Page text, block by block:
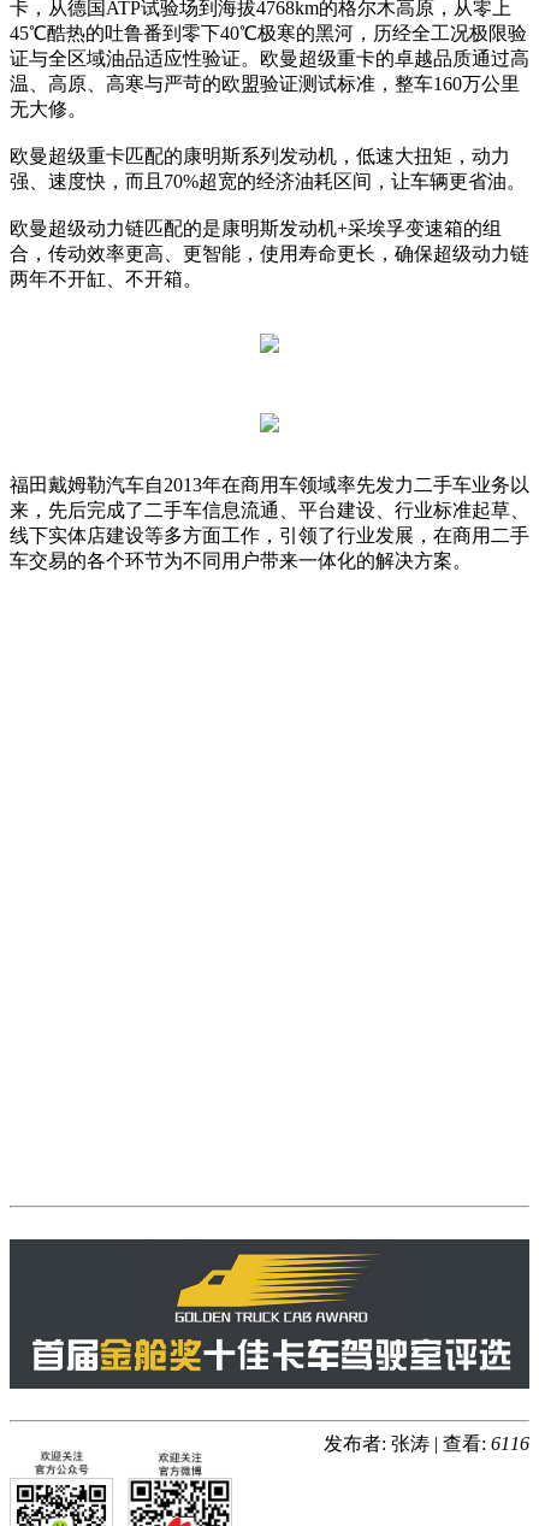
卡，从德国ATP试验场到海拔4768km的格尔木高原，从零上
45℃酷热的吐鲁番到零下40℃极寒的黑河，历经全工况极限验
证与全区域油品适应性验证。欧曼超级重卡的卓越品质通过高
温、高原、高寒与严苛的欧盟验证测试标准，整车160万公里
无大修。
欧曼超级重卡匹配的康明斯系列发动机，低速大扭矩，动力
强、速度快，而且70%超宽的经济油耗区间，让车辆更省油。
欧曼超级动力链匹配的是康明斯发动机+采埃孚变速箱的组
合，传动效率更高、更智能，使用寿命更长，确保超级动力链
两年不开缸、不开箱。
福田戴姆勒汽车自2013年在商用车领域率先发力二手车业务以
来，先后完成了二手车信息流通、平台建设、行业标准起草、
线下实体店建设等多方面工作，引领了行业发展，在商用二手
车交易的各个环节为不同用户带来一体化的解决方案。
发布者: 张涛 | 查看: 6116